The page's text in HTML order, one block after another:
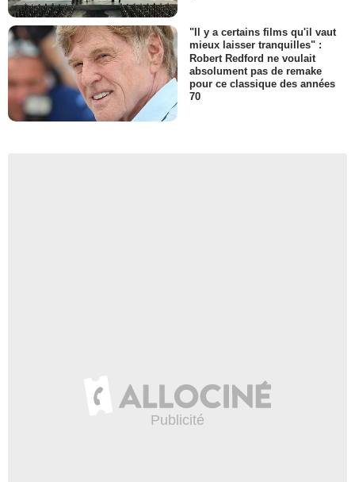
"Il y a certains films qu'il vaut
mieux laisser tranquilles" :
Robert Redford ne voulait
absolument pas de remake
pour ce classique des années
70